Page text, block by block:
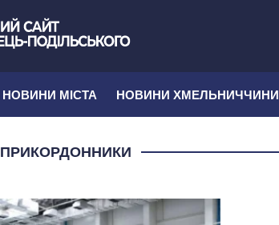
НОВИНИ МІСТА НОВИНИ ХМЕЛЬНИЧЧИНИ
ПРИКОРДОННИКИ